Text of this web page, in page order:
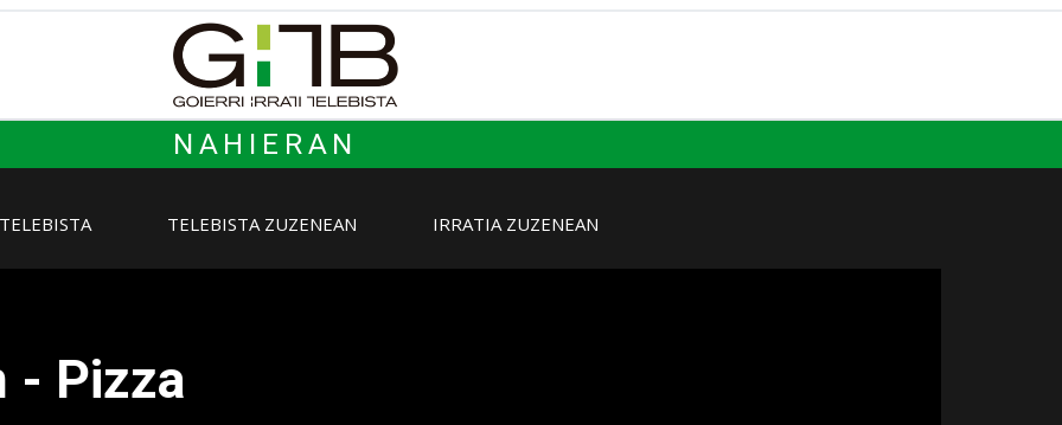
NAHIERAN
TELEBISTA ZUZENEAN IRRATIA ZUZENEAN
- Pizza